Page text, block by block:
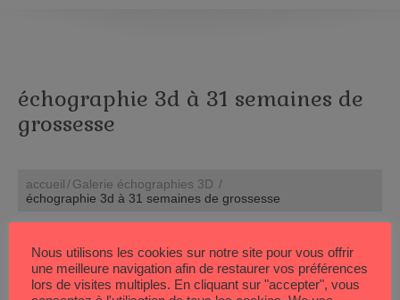
échographie 3d à 31 semaines de
grossesse
accueil
Galerie échographies 3D
échographie 3d à 31 semaines de grossesse
Nous utilisons les cookies sur notre site pour vous offrir
une meilleure navigation afin de restaurer vos préférences
lors de visites multiples. En cliquant sur "accepter", vous